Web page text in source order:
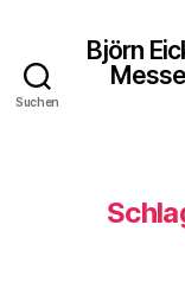
Suchen
Björn